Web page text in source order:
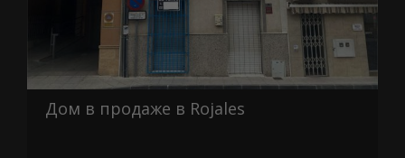
Дом в продаже в Rojales